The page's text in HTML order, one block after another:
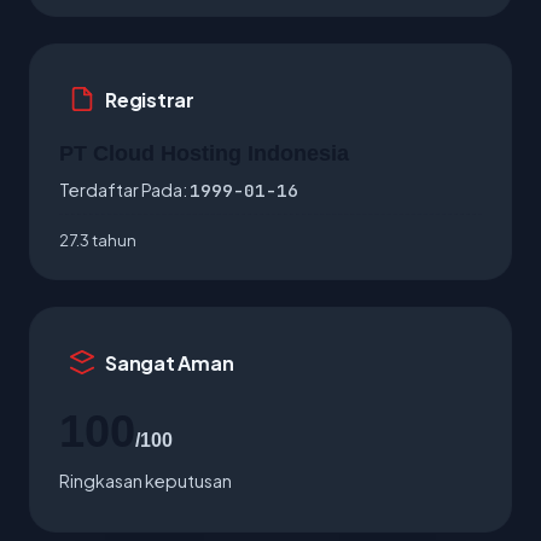
Registrar
Terdaftar Pada: 1999-01-16
27.3 tahun
Sangat Aman
/100
Ringkasan keputusan